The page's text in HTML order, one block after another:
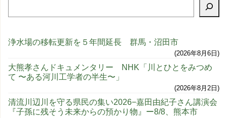
浄水場の移転更新を５年間延長 群馬・沼田市
2026年8月6日
大熊孝さんドキュメンタリー NHK「川とひとをみつめ
て 〜ある河川工学者の半生〜」
2026年8月2日
清流川辺川を守る県民の集い2026−嘉田由紀子さん講演会
『子孫に残そう未来からの預かり物』ー8/8、熊本市